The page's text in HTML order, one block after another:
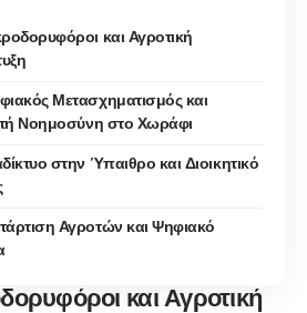
και Αγροτική
Μετασχηματισμός και
Νοημοσύνη στο Χωράφι
στην Ύπαιθρο και Διοικητικό
Αγροτών και Ψηφιακό
και Αγροτική